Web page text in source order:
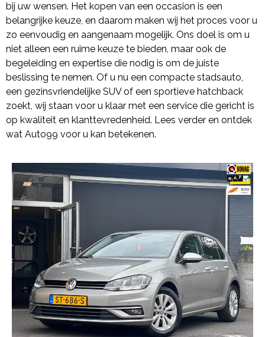
bij uw wensen. Het kopen van een occasion is een
belangrijke keuze, en daarom maken wij het proces voor u
zo eenvoudig en aangenaam mogelijk. Ons doel is om u
niet alleen een ruime keuze te bieden, maar ook de
begeleiding en expertise die nodig is om de juiste
beslissing te nemen. Of u nu een compacte stadsauto,
een gezinsvriendelijke SUV of een sportieve hatchback
zoekt, wij staan voor u klaar met een service die gericht is
op kwaliteit en klanttevredenheid. Lees verder en ontdek
wat Auto99 voor u kan betekenen.